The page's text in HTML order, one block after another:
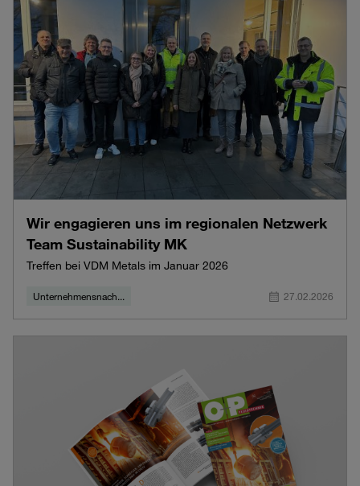
Wir engagieren uns im regionalen Netzwerk
Team Sustainability MK
Treffen bei VDM Metals im Januar 2026
Unternehmensnach... 27.02.2026